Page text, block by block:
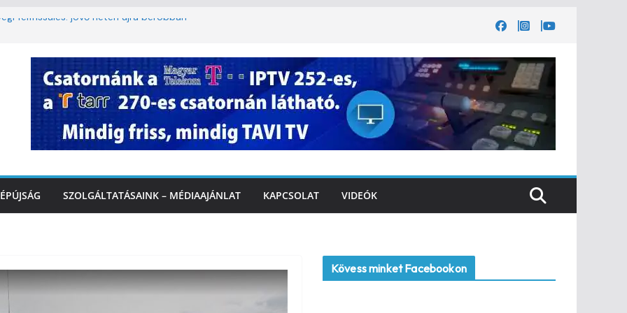
felfrissülés: jövő héten újra berobban
3. kerület TVE csapatát fogadta a
a tűzoltók dolgát Marcalinál
közlekedésért, elektromos
SZOLGÁLTATÁSAINK – MÉDIAAJÁNLAT KAPCSOLAT VIDEÓK
Kövess minket Facebookon